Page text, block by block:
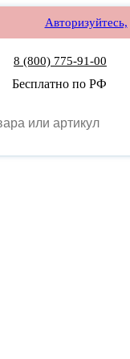
Авторизуйтесь,
8 (800) 775-91-00
Бесплатно по РФ